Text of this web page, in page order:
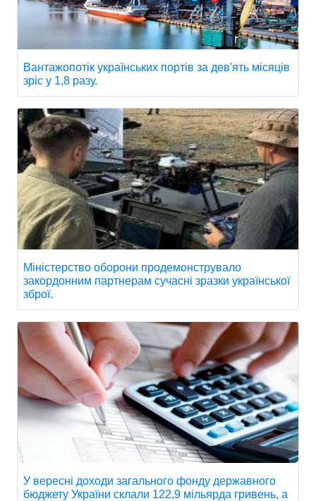
Вантажопотік українських портів за дев'ять місяців
зріс у 1,8 разу.
Міністерство оборони продемонструвало
закордонним партнерам сучасні зразки української
зброї.
У вересні доходи загального фонду державного
бюджету України склали 122,9 мільярда гривень, а